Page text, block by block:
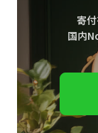
寄付
国内